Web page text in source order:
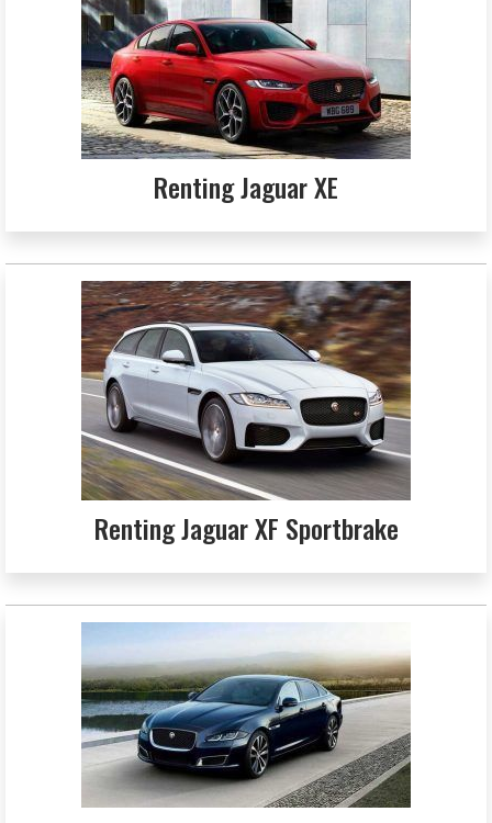
Renting Jaguar XE
Renting Jaguar XF Sportbrake